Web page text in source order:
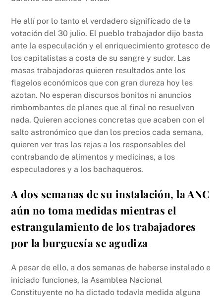
He allí por lo tanto el verdadero significado de la
votación del 30 julio. El pueblo trabajador dijo basta
ante la especulación y el enriquecimiento grotesco de
los capitalistas a costa de su sangre y sudor. Las
masas trabajadoras quieren resultados ante los
flagelos económicos que con gran dureza hoy les
azotan. No esperan discursos bonitos ni anuncios
rimbombantes de planes que al final no resuelven
nada. Quieren acciones concretas que acaben con el
salto astronómico que dan los precios cada semana,
quieren ver tras las rejas a los responsables del
contrabando de alimentos y medicinas, a los
especuladores y a los bachaqueros.
A dos semanas de su instalación, la ANC
aún no toma medidas mientras el
estrangulamiento de los trabajadores
por la burguesía se agudiza
A pesar de ello, a dos semanas de haberse instalado e
iniciado funciones, la Asamblea Nacional
Constituyente no ha dictado todavía medida alguna